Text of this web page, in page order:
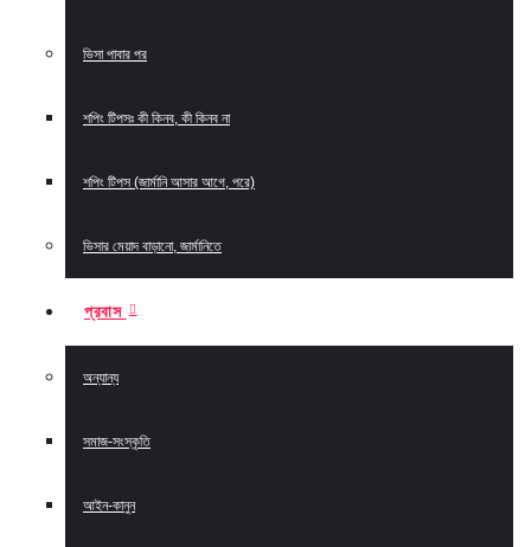
ভিসা পাবার পর
শপিং টিপসঃ কী কিনব, কী কিনব না
শপিং টিপস (জার্মানি আসার আগে, পরে)
ভিসার মেয়াদ বাড়ানো, জার্মানিতে
প্রবাস
অন্যান্য
সমাজ-সংস্কৃতি
আইন-কানুন